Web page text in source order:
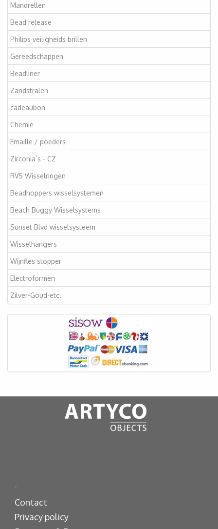
Mandrellen
Bead release
Philips veiligheids brillen
Gereedschappen
Beadliner
Zandstralen
cadeaubon
Chemie
Emaille / poeders
Zirconia`s - CZ
RVS Wisselringen
Beadhoppers wisselsystemen
Beach Buggy Wisselsystems
Sunset Blvd wisselsysteem
Wisselhangers
Wijnfles stopper
Electroformen
Zilver-Goud-etc.
.
Contact
Privacy policy